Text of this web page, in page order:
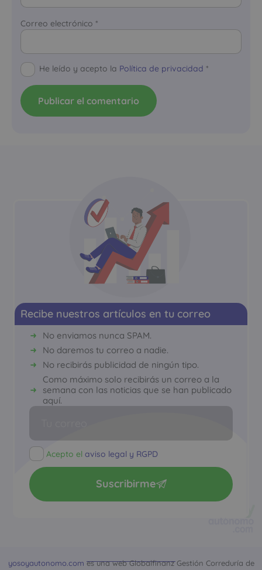
Correo electrónico *
He leído y acepto la Política de privacidad *
Recibe nuestros artículos en tu correo
No enviamos nunca SPAM.
No daremos tu correo a nadie.
No recibirás publicidad de ningún tipo.
Como máximo solo recibirás un correo a la
semana con las noticias que se han publicado
aquí.
Acepto elaviso legal y RGPD
Suscribirme
yosoyautonomo.com es una web Globalfinanz Gestión Correduría de